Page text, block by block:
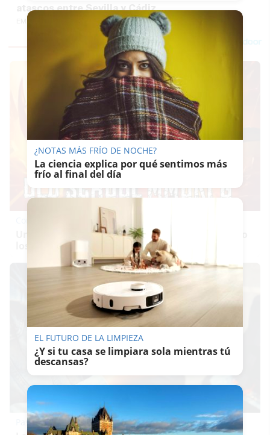
atascos entre Sevilla y Cádiz
Un verdadero MMORPG de la vieja escuela ¡Cómo
los de antes, pero mejor!
Pasaportes que abren puertas
¿NOTAS MÁS FRÍO DE NOCHE?
La ciencia explica por qué sentimos más
frío al final del día
EL FUTURO DE LA LIMPIEZA
¿Y si tu casa se limpiara sola mientras tú
descansas?